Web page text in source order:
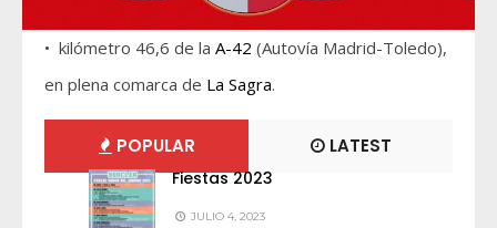
• kilómetro 46,6 de la A-42 (Autovía Madrid-Toledo),
en plena comarca de La Sagra.
POPULAR LATEST
Fiestas 2023
JULIO 4, 2023